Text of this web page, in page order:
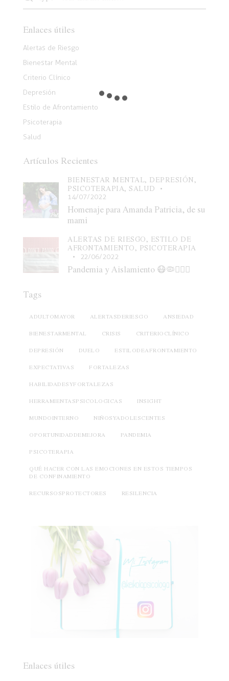
Enlaces útiles
Alertas de Riesgo
Bienestar Mental
Criterio Clínico
Depresión
Estilo de Afrontamiento
Psicoterapia
Salud
Artículos Recientes
BIENESTAR MENTAL, DEPRESIÓN,
PSICOTERAPIA, SALUD
14/07/2022
Homenaje para Amanda Patricia, de su
mami
ALERTAS DE RIESGO, ESTILO DE
AFRONTAMIENTO, PSICOTERAPIA
22/06/2022
Pandemia y Aislamiento 😷🦠🧑🏽‍⚕️
Tags
ADULTOMAYOR ALERTASDERIESGO ANSIEDAD
BIENESTARMENTAL CRISIS CRITERIOCLÍNICO
DEPRESIÓN DUELO ESTILODEAFRONTAMIENTO
EXPECTATIVAS FORTALEZAS
HABILIDADESYFORTALEZAS
HERRAMIENTASPSICOLOGICAS INSIGHT
MUNDOINTERNO NIÑOSYADOLESCENTES
OPORTUNIDADDEMEJORA PANDEMIA
PSICOTERAPIA
QUÉ HACER CON LAS EMOCIONES EN ESTOS TIEMPOS
DE CONFINAMIENTO
RECURSOSPROTECTORES RESILENCIA
Enlaces útiles